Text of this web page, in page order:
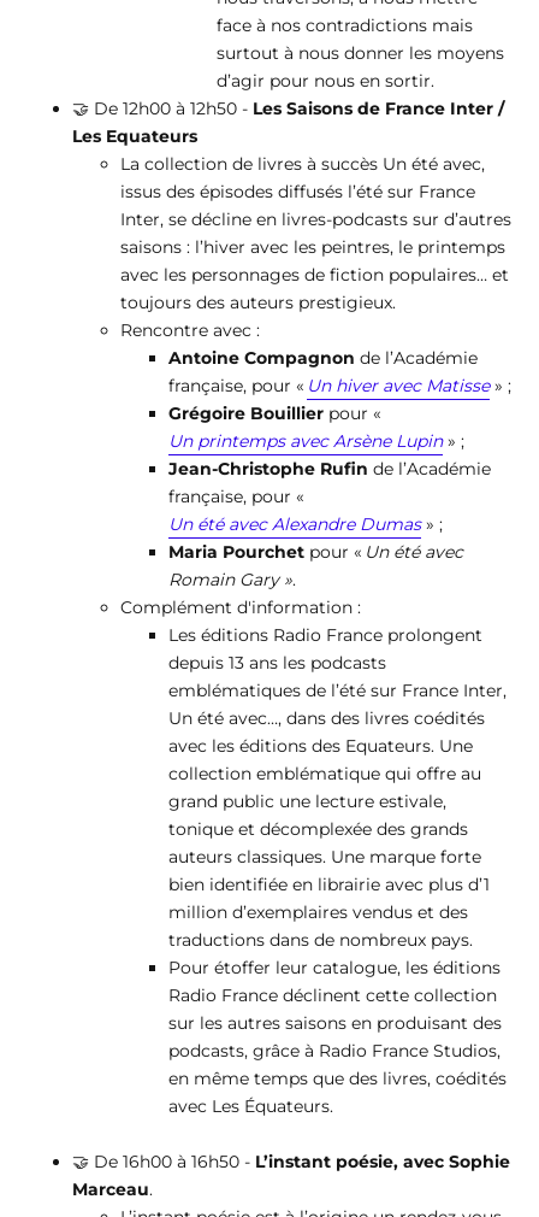
face à nos contradictions mais
surtout à nous donner les moyens
d’agir pour nous en sortir.
🤝 De 12h00 à 12h50 - Les Saisons de France Inter /
Les Equateurs
La collection de livres à succès Un été avec,
issus des épisodes diffusés l’été sur France
Inter, se décline en livres-podcasts sur d’autres
saisons : l’hiver avec les peintres, le printemps
avec les personnages de fiction populaires… et
toujours des auteurs prestigieux.
Rencontre avec :
Antoine Compagnon de l’Académie
française, pour « Un hiver avec Matisse» ;
Grégoire Bouillier pour «
Un printemps avec Arsène Lupin» ;
Jean-Christophe Rufin de l’Académie
française, pour «
Un été avec Alexandre Dumas» ;
Maria Pourchet pour « Un été avec
Romain Gary ».
Complément d'information :
Les éditions Radio France prolongent
depuis 13 ans les podcasts
emblématiques de l’été sur France Inter,
Un été avec…, dans des livres coédités
avec les éditions des Equateurs. Une
collection emblématique qui offre au
grand public une lecture estivale,
tonique et décomplexée des grands
auteurs classiques. Une marque forte
bien identifiée en librairie avec plus d’1
million d’exemplaires vendus et des
traductions dans de nombreux pays.
Pour étoffer leur catalogue, les éditions
Radio France déclinent cette collection
sur les autres saisons en produisant des
podcasts, grâce à Radio France Studios,
en même temps que des livres, coédités
avec Les Équateurs.
🤝 De 16h00 à 16h50 - L’instant poésie, avec Sophie
Marceau.